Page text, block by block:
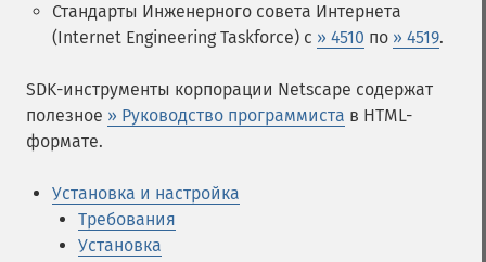
Стандарты Инженерного совета Интернета
(Internet Engineering Taskforce) с » 4510 по » 4519.
SDK-инструменты корпорации Netscape содержат
полезное » Руководство программиста в HTML-
формате.
Установка и настройка
Требования
Установка